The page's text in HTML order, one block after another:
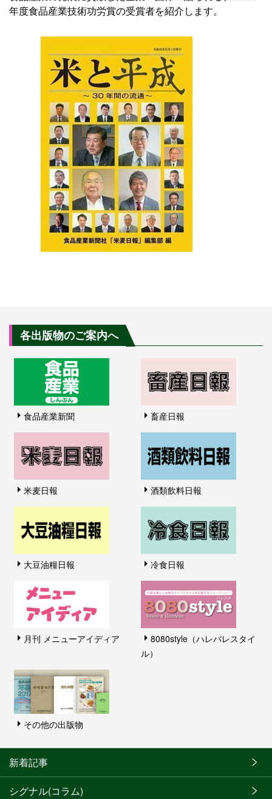
年度食品産業技術功労賞の受賞者を紹介します。
各出版物のご案内へ
食品産業新聞 畜産日報
米麦日報 酒類飲料日報
大豆油糧日報 冷食日報
月刊 メニューアイディア
8080style（ハレバレスタイ
ル）
その他の出版物
新着記事
シグナル(コラム)